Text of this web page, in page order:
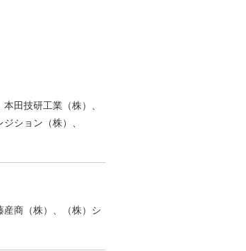
田技研工業（株）、
ション（株）、
商（株）、（株）シ